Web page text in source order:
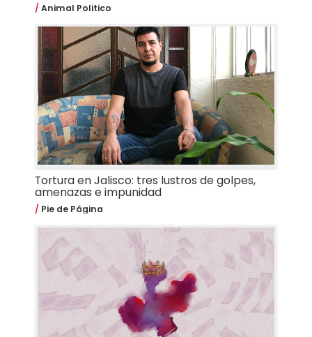
Animal Politico
Tortura en Jalisco: tres lustros de golpes,
amenazas e impunidad
Pie de Página